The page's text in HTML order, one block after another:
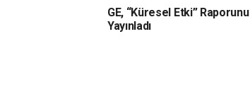
GE, “Küresel Etki” Raporunu
Yayınladı